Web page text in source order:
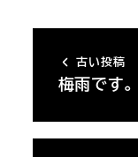
古い投稿
梅雨です。